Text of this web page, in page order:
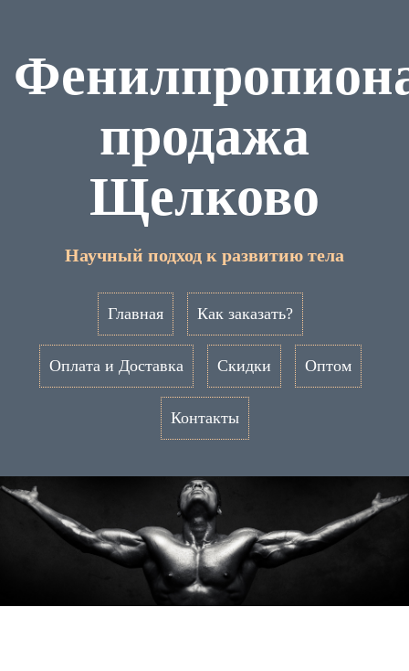
продажа
Щелково
Научный подход к развитию тела
Главная Как заказать?
Оплата и Доставка Скидки Оптом
Контакты